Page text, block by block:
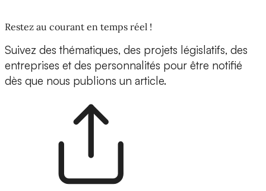
Restez au courant en temps réel !
Suivez des thématiques, des projets législatifs, des
entreprises et des personnalités pour être notifié
dès que nous publions un article.